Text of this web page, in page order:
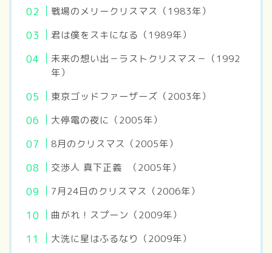
戦場のメリークリスマス（1983年）
君は僕をスキになる（1989年）
未来の想い出－ラストクリスマス－（1992
年）
東京ゴッドファーザーズ（2003年）
大停電の夜に（2005年）
8月のクリスマス（2005年）
交渉人 真下正義 （2005年）
7月24日のクリスマス（2006年）
曲がれ！スプーン（2009年）
大洗に星はふるなり（2009年）